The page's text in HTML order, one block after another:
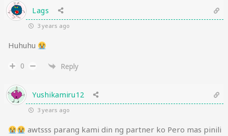
Lags
3 years ago
Huhuhu
0 Reply
Yushikamiru12
3 years ago
awtsss parang kami din ng partner ko Pero mas pinili